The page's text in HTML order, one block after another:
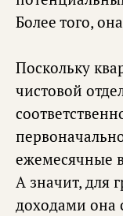
Более того,
Поскольку
чистовой
ежемесячные
А значит, для
доходами она